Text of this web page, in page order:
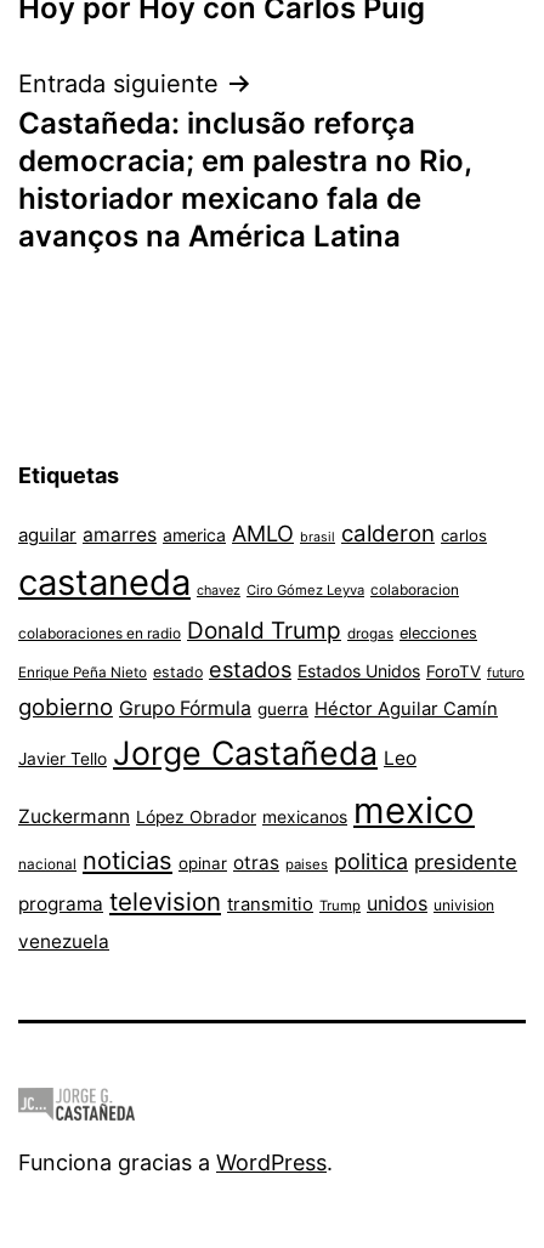
de
entradas
Hoy por Hoy con Carlos Puig
Entrada siguiente
Castañeda: inclusão reforça
democracia; em palestra no Rio,
historiador mexicano fala de
avanços na América Latina
Etiquetas
aguilar amarres america AMLO brasil calderon carlos
castaneda chavez Ciro Gómez Leyva colaboracion
colaboraciones en radio Donald Trump drogas elecciones
Enrique Peña Nieto estado estados Estados Unidos ForoTV futuro
gobierno Grupo Fórmula guerra Héctor Aguilar Camín
Javier Tello Jorge Castañeda Leo
Zuckermann López Obrador mexicanos mexico
nacional noticias opinar otras paises politica presidente
programa television transmitio Trump unidos univision
venezuela
Funciona gracias a WordPress.